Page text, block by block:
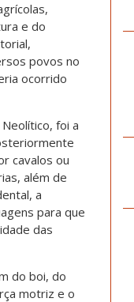
e do
povos no
ocorrido
foi a
cavalos ou
além de
a
para que
das
do boi, do
motriz e o